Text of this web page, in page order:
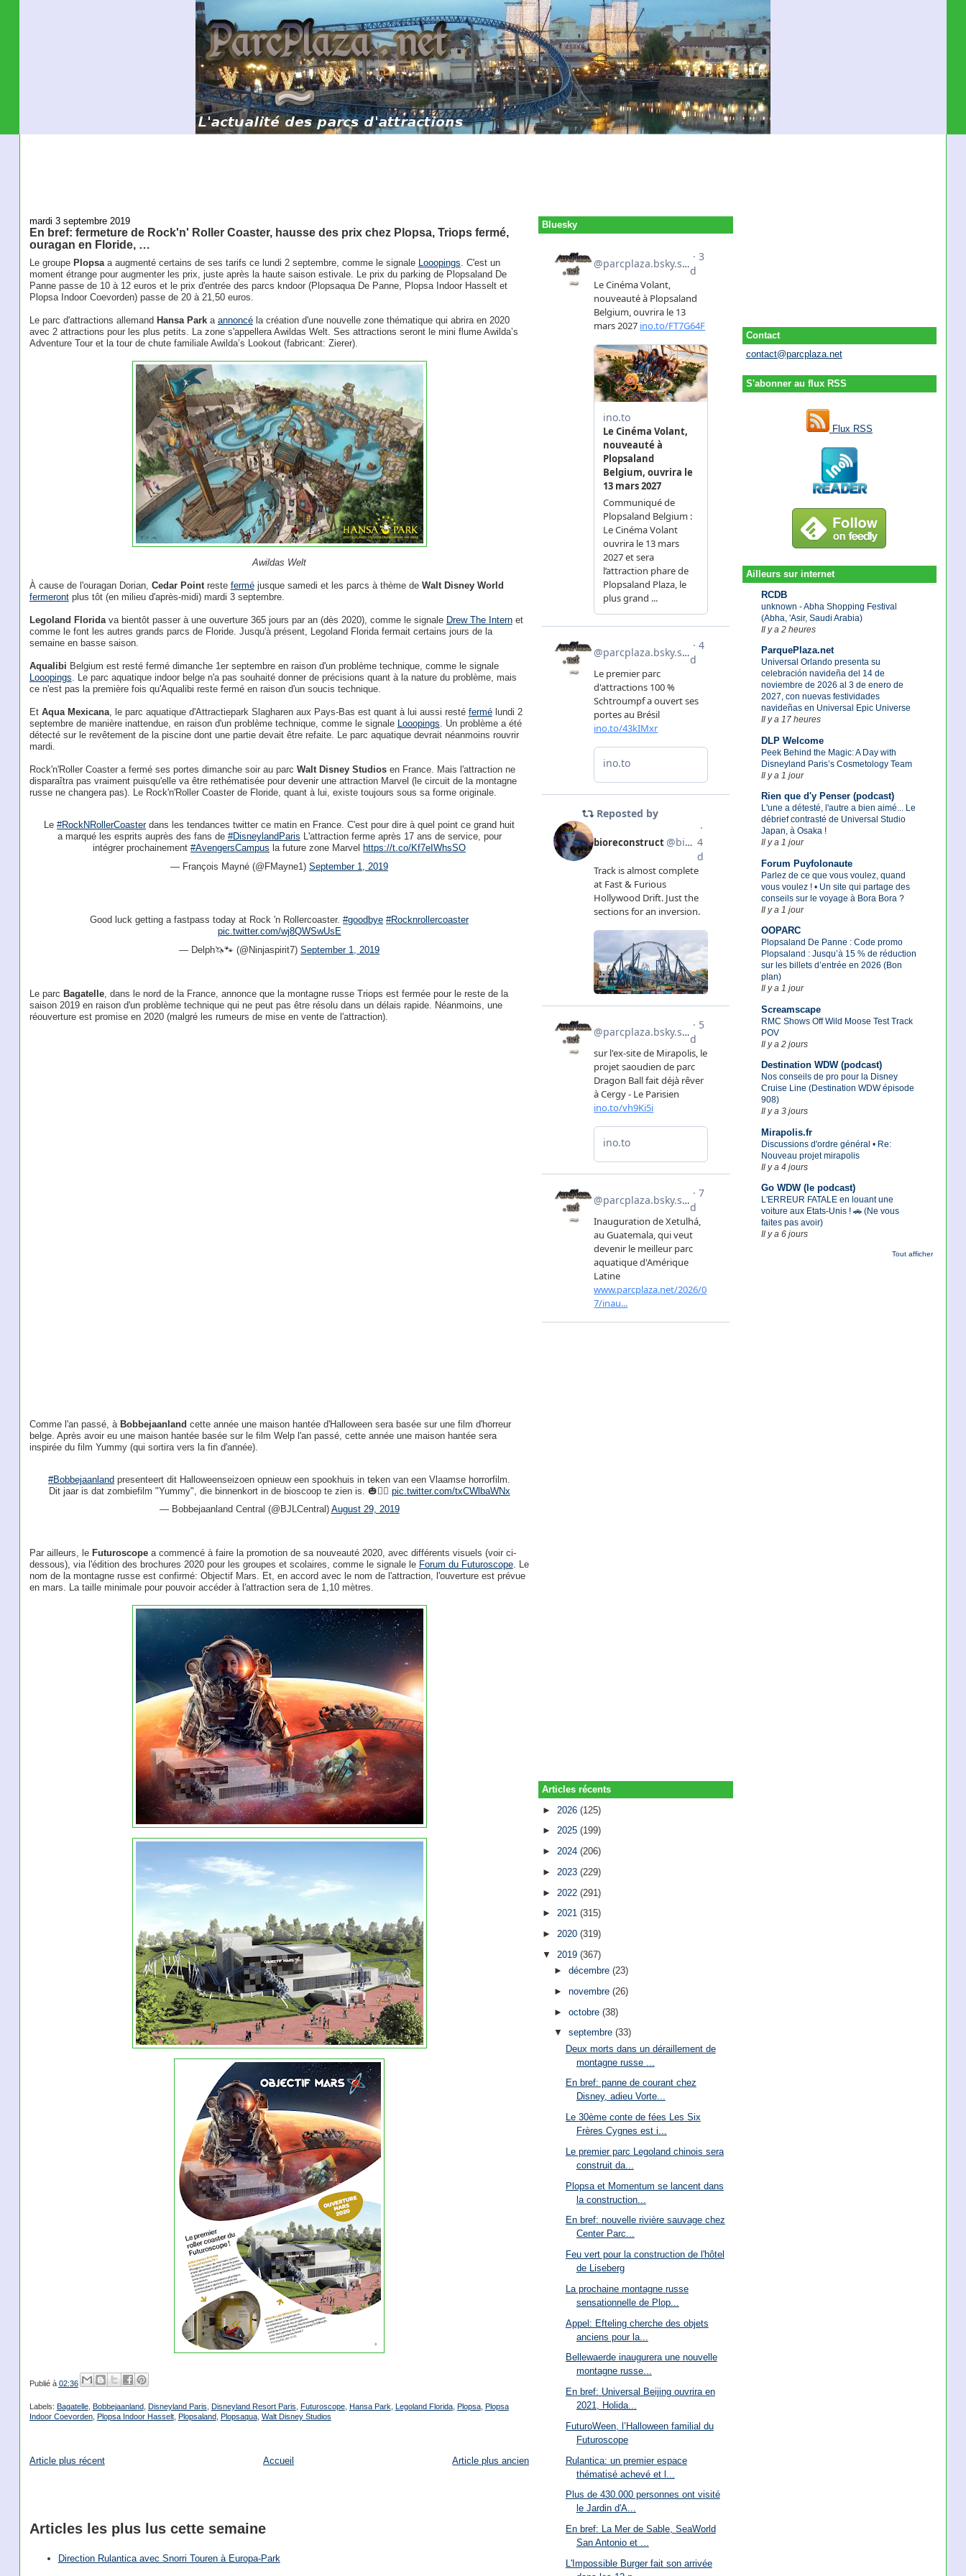
Contact
contact@parcplaza.net
S'abonner au flux RSS
Flux RSS
Ailleurs sur internet
RCDB
unknown - Abha Shopping Festival
(Abha, 'Asir, Saudi Arabia)
Il y a 2 heures
ParquePlaza.net
Universal Orlando presenta su
celebración navideña del 14 de
noviembre de 2026 al 3 de enero de
2027, con nuevas festividades
navideñas en Universal Epic Universe
Il y a 17 heures
DLP Welcome
Peek Behind the Magic: A Day with
Disneyland Paris’s Cosmetology Team
Il y a 1 jour
Rien que d'y Penser (podcast)
L'une a détesté, l'autre a bien aimé... Le
débrief contrasté de Universal Studio
Japan, à Osaka !
Il y a 1 jour
Forum Puyfolonaute
Parlez de ce que vous voulez, quand
vous voulez ! • Un site qui partage des
conseils sur le voyage à Bora Bora ?
Il y a 1 jour
OOPARC
Plopsaland De Panne : Code promo
Plopsaland : Jusqu’à 15 % de réduction
sur les billets d’entrée en 2026 (Bon
plan)
Il y a 1 jour
Screamscape
RMC Shows Off Wild Moose Test Track
POV
Il y a 2 jours
Destination WDW (podcast)
Nos conseils de pro pour la Disney
Cruise Line (Destination WDW épisode
908)
Il y a 3 jours
Mirapolis.fr
Discussions d'ordre général • Re:
Nouveau projet mirapolis
Il y a 4 jours
Go WDW (le podcast)
L'ERREUR FATALE en louant une
voiture aux Etats-Unis ! 🚗 (Ne vous
faites pas avoir)
Il y a 6 jours
Tout afficher
mardi 3 septembre 2019
En bref: fermeture de Rock'n' Roller Coaster, hausse des prix chez Plopsa, Triops fermé,
ouragan en Floride, …
Le groupe Plopsaa augmenté certains de ses tarifs ce lundi 2 septembre, comme le signale Looopings. C'est un
moment étrange pour augmenter les prix, juste après la haute saison estivale. Le prix du parking de Plopsaland De
Panne passe de 10 à 12 euros et le prix d'entrée des parcs kndoor (Plopsaqua De Panne, Plopsa Indoor Hasselt et
Plopsa Indoor Coevorden) passe de 20 à 21,50 euros.
Le parc d'attractions allemand Hansa Parka annoncéla création d'une nouvelle zone thématique qui abrira en 2020
avec 2 attractions pour les plus petits. La zone s'appellera Awildas Welt. Ses attractions seront le mini flume Awilda’s
Adventure Tour et la tour de chute familiale Awilda’s Lookout (fabricant: Zierer).
Awildas Welt
À cause de l'ouragan Dorian, Cedar Pointreste ferméjusque samedi et les parcs à thème de Walt Disney World
fermerontplus tôt (en milieu d'après-midi) mardi 3 septembre.
Legoland Floridava bientôt passer à une ouverture 365 jours par an (dès 2020), comme le signale Drew The Internet
comme le font les autres grands parcs de Floride. Jusqu'à présent, Legoland Florida fermait certains jours de la
semaine en basse saison.
Aqualibi Belgium est resté fermé dimanche 1er septembre en raison d'un problème technique, comme le signale
Looopings. Le parc aquatique indoor belge n'a pas souhaité donner de précisions quant à la nature du problème, mais
ce n'est pas la première fois qu'Aqualibi reste fermé en raison d'un soucis technique.
Et Aqua Mexicana, le parc aquatique d'Attractiepark Slagharen aux Pays-Bas est quant à lui aussi resté fermélundi 2
septembre de manière inattendue, en raison d'un problème technique, comme le signale Looopings. Un problème a été
détecté sur le revêtement de la piscine dont une partie devait être refaite. Le parc aquatique devrait néanmoins rouvrir
mardi.
Rock'n'Roller Coaster a fermé ses portes dimanche soir au parc Walt Disney Studiosen France. Mais l'attraction ne
disparaîtra pas vraiment puisqu'elle va être rethématisée pour devenir une attraction Marvel (le circuit de la montagne
russe ne changera pas). Le Rock'n'Roller Coaster de Floride, quant à lui, existe toujours sous sa forme originale.
Le#RockNRollerCoasterdans les tendances twitter ce matin en France. C'est pour dire à quel point ce grand huit
a marqué les esprits auprès des fans de #DisneylandParis L'attraction ferme après 17 ans de service, pour
intégrer prochainement#AvengersCampus la future zone Marvel https://t.co/Kf7eIWhsSO
— François Mayné (@FMayne1)September 1, 2019
Good luck getting a fastpass today at Rock 'n Rollercoaster.#goodbye #Rocknrollercoaster
pic.twitter.com/wj8QWSwUsE
— Delph🦄🐾 (@Ninjaspirit7)September 1, 2019
Le parc Bagatelle, dans le nord de la France, annonce que la montagne russe Triops est fermée pour le reste de la
saison 2019 en raison d'un problème technique qui ne peut pas être résolu dans un délais rapide. Néanmoins, une
réouverture est promise en 2020 (malgré les rumeurs de mise en vente de l'attraction).
Comme l'an passé, à Bobbejaanland cette année une maison hantée d'Halloween sera basée sur une film d'horreur
belge. Après avoir eu une maison hantée basée sur le film Welp l'an passé, cette année une maison hantée sera
inspirée du film Yummy (qui sortira vers la fin d'année).
#Bobbejaanland presenteert dit Halloweenseizoen opnieuw een spookhuis in teken van een Vlaamse horrorfilm.
Dit jaar is dat zombiefilm "Yummy", die binnenkort in de bioscoop te zien is. 🎃🧟‍♂️ pic.twitter.com/txCWlbaWNx
— Bobbejaanland Central (@BJLCentral) August 29, 2019
Par ailleurs, le Futuroscopea commencé à faire la promotion de sa nouveauté 2020, avec différents visuels (voir ci-
dessous), via l'édition des brochures 2020 pour les groupes et scolaires, comme le signale le Forum du Futuroscope. Le
nom de la montagne russe est confirmé: Objectif Mars. Et, en accord avec le nom de l'attraction, l'ouverture est prévue
en mars. La taille minimale pour pouvoir accéder à l'attraction sera de 1,10 mètres.
Publié à 02:36
Labels: Bagatelle, Bobbejaanland, Disneyland Paris Disneyland Resort Paris Futuroscope, Hansa Park Legoland Florida, Plopsa, Plopsa
Indoor Coevorden, Plopsa Indoor Hasselt, Plopsaland, Plopsaqua, Walt Disney Studios
Article plus récent Article plus ancien
Accueil
Articles les plus lus cette semaine
Direction Rulantica avec Snorri Touren à Europa-Park
Bluesky
Articles récents
► 2026(125)
►2025(199)
►2024(206)
► 2023(229)
► 2022(291)
►2021(315)
►2020(319)
▼ 2019(367)
► décembre (23)
► novembre (26)
► octobre (38)
▼ septembre (33)
Deux morts dans un déraillement de
montagne russe ...
En bref: panne de courant chez
Disney, adieu Vorte...
Le 30ème conte de fées Les Six
Frères Cygnes est i...
Le premier parc Legoland chinois sera
construit da...
Plopsa et Momentum se lancent dans
la construction...
En bref: nouvelle rivière sauvage chez
Center Parc...
Feu vert pour la construction de l'hôtel
de Liseberg
La prochaine montagne russe
sensationnelle de Plop...
Appel: Efteling cherche des objets
anciens pour la...
Bellewaerde inaugurera une nouvelle
montagne russe...
En bref: Universal Beijing ouvrira en
2021, Holida...
FuturoWeen, l’Halloween familial du
Futuroscope
Rulantica: un premier espace
thématisé achevé et l...
Plus de 430.000 personnes ont visité
le Jardin d'A...
En bref: La Mer de Sable, SeaWorld
San Antonio et ...
L'Impossible Burger fait son arrivée